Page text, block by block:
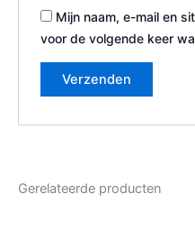
Mijn naam, e-mail en
voor de volgende keer
Gerelateerde producten